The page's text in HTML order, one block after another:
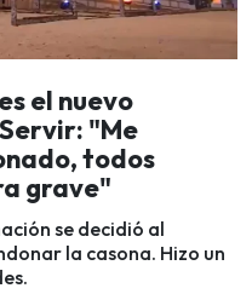
el nuevo
"Me
todos
grave"
se decidió al
la casona. Hizo un